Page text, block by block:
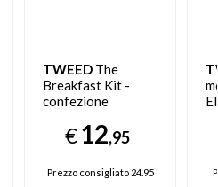
TWEED The
Breakfast Kit -
confezione
€12,95
Prezzo consigliato24.95